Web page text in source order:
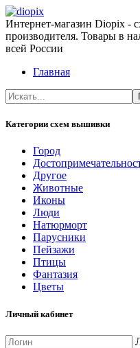
Интернет-магазин Diopix -
производителя. Товары в
всей России
Главная
Категории схем вышивки
Город
Другое
Животные
Иконы
Люди
Натюрморт
Парусники
Пейзажи
Птицы
Фантазия
Цветы
Личный кабинет